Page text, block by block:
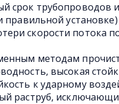
срок трубопроводов
правильной установке)
скорости потока
методам
высокая
к ударному
раструб,